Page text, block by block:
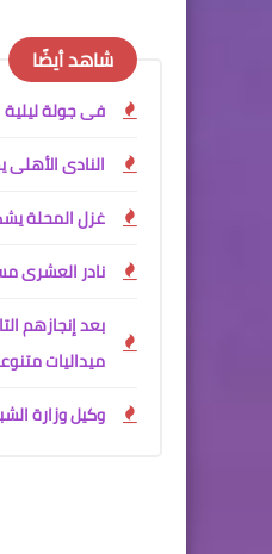
شاهد أيضًا
فى جولة
النادى الأهلى
غزل المحلة
نادر العشرى
بعد إنجازهم
ميداليات
وكيل وزارة